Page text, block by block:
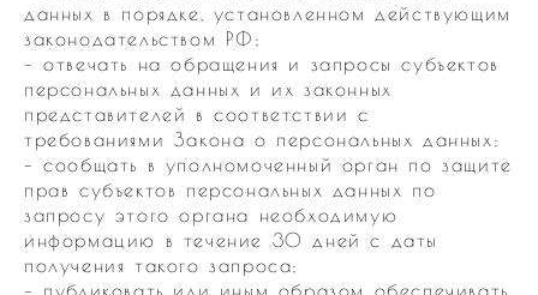
данных в порядке, установленном действующим
законодательством РФ;
– отвечать на обращения и запросы субъектов
персональных данных и их законных
представителей в соответствии с
требованиями Закона о персональных данных;
– сообщать в уполномоченный орган по защите
прав субъектов персональных данных по
запросу этого органа необходимую
информацию в течение 30 дней с даты
получения такого запроса;
– публиковать или иным образом обеспечивать